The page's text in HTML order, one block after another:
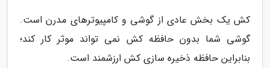
کش یک بخش عادی از گوشی و کامپیوترهای مدرن است.
گوشی شما بدون حافظه کش نمی تواند موثر کار کند؛
بنابراین حافظه ذخیره سازی کش ارزشمند است.